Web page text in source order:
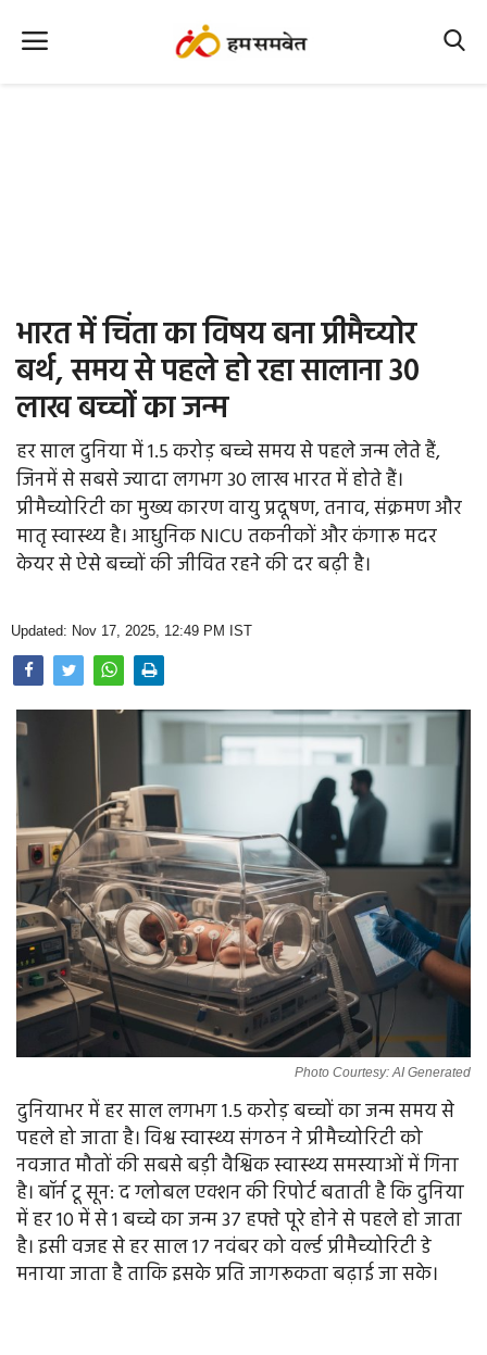
Office Office
Political Gossips
Farm & Food
Opinion
Health & Lifestyle
Home
भारत में चिंता का विषय बना प्रीमैच्योर
बर्थ, समय से पहले हो रहा सालाना 30
लाख बच्चों का जन्म
हर साल दुनिया में 1.5 करोड़ बच्चे समय से पहले जन्म लेते हैं,
जिनमें से सबसे ज्यादा लगभग 30 लाख भारत में होते हैं।
प्रीमैच्योरिटी का मुख्य कारण वायु प्रदूषण, तनाव, संक्रमण और
मातृ स्वास्थ्य है। आधुनिक NICU तकनीकों और कंगारू मदर
केयर से ऐसे बच्चों की जीवित रहने की दर बढ़ी है।
Updated: Nov 17, 2025, 12:49 PM IST
Photo Courtesy: AI Generated
दुनियाभर में हर साल लगभग 1.5 करोड़ बच्चों का जन्म समय से
पहले हो जाता है। विश्व स्वास्थ्य संगठन ने प्रीमैच्योरिटी को
नवजात मौतों की सबसे बड़ी वैश्विक स्वास्थ्य समस्याओं में गिना
है। बॉर्न टू सून: द ग्लोबल एक्शन की रिपोर्ट बताती है कि दुनिया
में हर 10 में से 1 बच्चे का जन्म 37 हफ्ते पूरे होने से पहले हो जाता
है। इसी वजह से हर साल 17 नवंबर को वर्ल्ड प्रीमैच्योरिटी डे
मनाया जाता है ताकि इसके प्रति जागरूकता बढ़ाई जा सके।